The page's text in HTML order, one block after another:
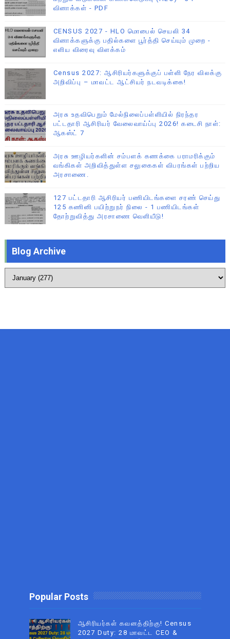
வினாக்கள் - PDF
CENSUS 2027 - HLO மொபைல் செயலி 34
வினாக்களுக்கு பதில்களை பூர்த்தி செய்யும் முறை -
எளிய விரைவு விளக்கம்
Census 2027: ஆசிரியர்களுக்குப் பள்ளி நேர விலக்கு
அறிவிப்பு – மாவட்ட ஆட்சியர் நடவடிக்கை!
அரசு உதவிபெறும் மேல்நிலைப்பள்ளியில் நிரந்தர
பட்டதாரி ஆசிரியர் வேலைவாய்ப்பு 2026! கடைசி நாள்:
ஆகஸ்ட் 7
அரசு ஊழியர்களின் சம்பளக் கணக்கை பராமரிக்கும்
வங்கிகள் அறிவித்துள்ள சலுகைகள் விபரங்கள் பற்றிய
அரசாணை.
127 பட்டதாரி ஆசிரியர் பணியிடங்களை சரண் செய்து
125 கணினி பயிற்றுநர் நிலை - 1 பணியிடங்கள்
தோற்றுவித்து அரசாணை வெளியீடு!
Blog Archive
Popular Posts
ஆசிரியர்கள் கவனத்திற்கு! Census
2027 Duty: 28 மாவட்ட CEO &